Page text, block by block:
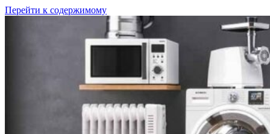
Перейти к содержимому